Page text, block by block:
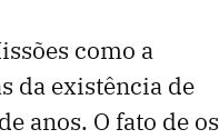
como a
da existência de
anos. O fato de os